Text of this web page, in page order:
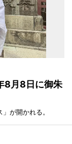
8月8日に御朱
が開かれる。